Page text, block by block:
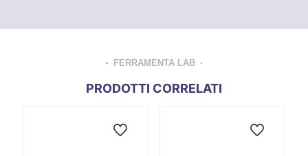
FERRAMENTA LAB
PRODOTTI CORRELATI